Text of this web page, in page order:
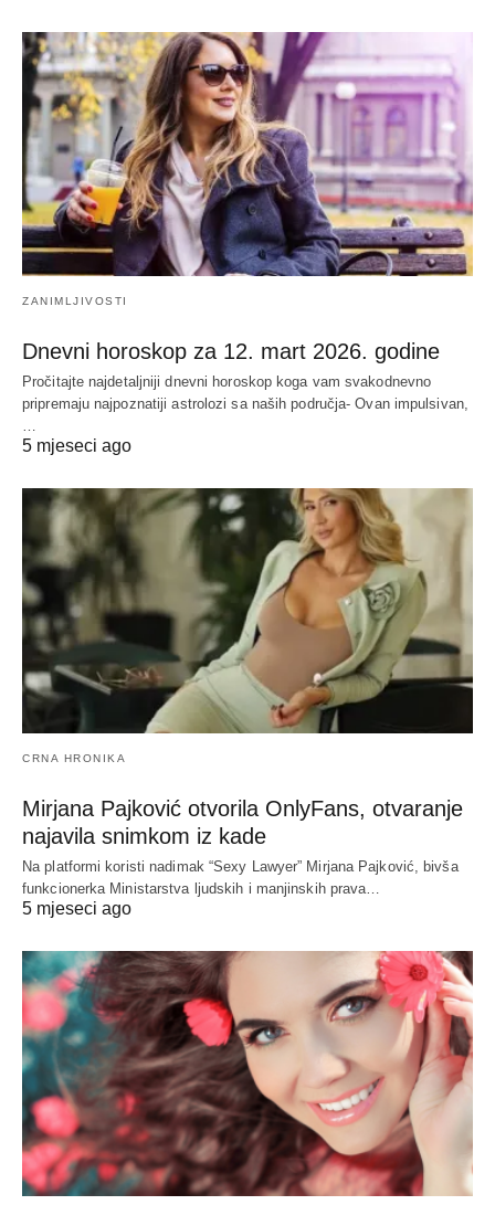
ZANIMLJIVOSTI
Dnevni horoskop za 12. mart 2026. godine
Pročitajte najdetaljniji dnevni horoskop koga vam svakodnevno
pripremaju najpoznatiji astrolozi sa naših područja- Ovan impulsivan,
…
5 mjeseci ago
CRNA HRONIKA
Mirjana Pajković otvorila OnlyFans, otvaranje
najavila snimkom iz kade
Na platformi koristi nadimak “Sexy Lawyer” Mirjana Pajković, bivša
funkcionerka Ministarstva ljudskih i manjinskih prava…
5 mjeseci ago